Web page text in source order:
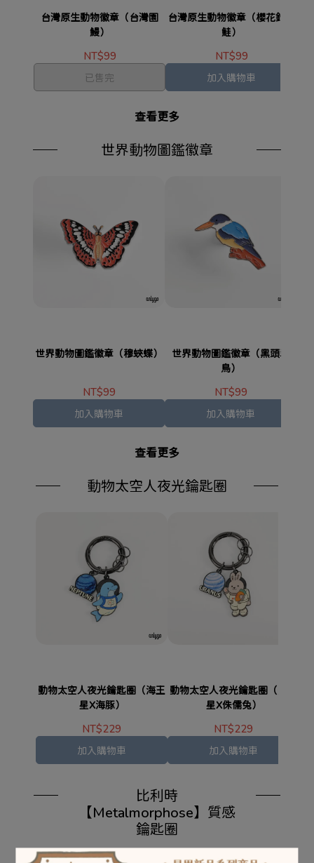
台灣原生動物徽章（台灣園
鰻）
NT$99
已售完
台灣原生動物徽章（櫻花鉤吻
鮭）
NT$99
加入購物車
查看更多
世界動物圖鑑徽章
世界動物圖鑑徽章（穆蛺蝶）
NT$99
加入購物車
世界動物圖鑑徽章（黑頭翠
鳥）
NT$99
加入購物車
查看更多
動物太空人夜光鑰匙圈
動物太空人夜光鑰匙圈（海王
星X海豚）
NT$229
加入購物車
動物太空人夜光鑰匙圈（天王
星X侏儒兔）
NT$229
加入購物車
比利時
【Metalmorphose】質感
鑰匙圈